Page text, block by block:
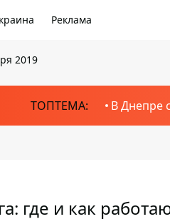
Реклама
2019
ТОПТЕМА: В Днепре
где и как